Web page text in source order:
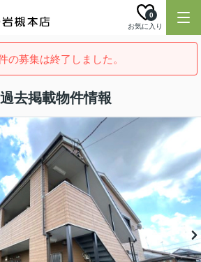
お気に入り
0
の募集は終了しました。
去掲載物件情報